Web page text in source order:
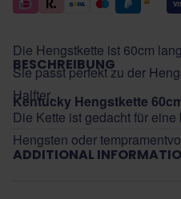
BESCHREIBUNG
Kentucky Hengstkette
Die Hengstkette ist 60cm
Sie passt perfekt zu der
Halfter.
Die Kette ist gedacht für
Hengsten oder
ADDITIONAL